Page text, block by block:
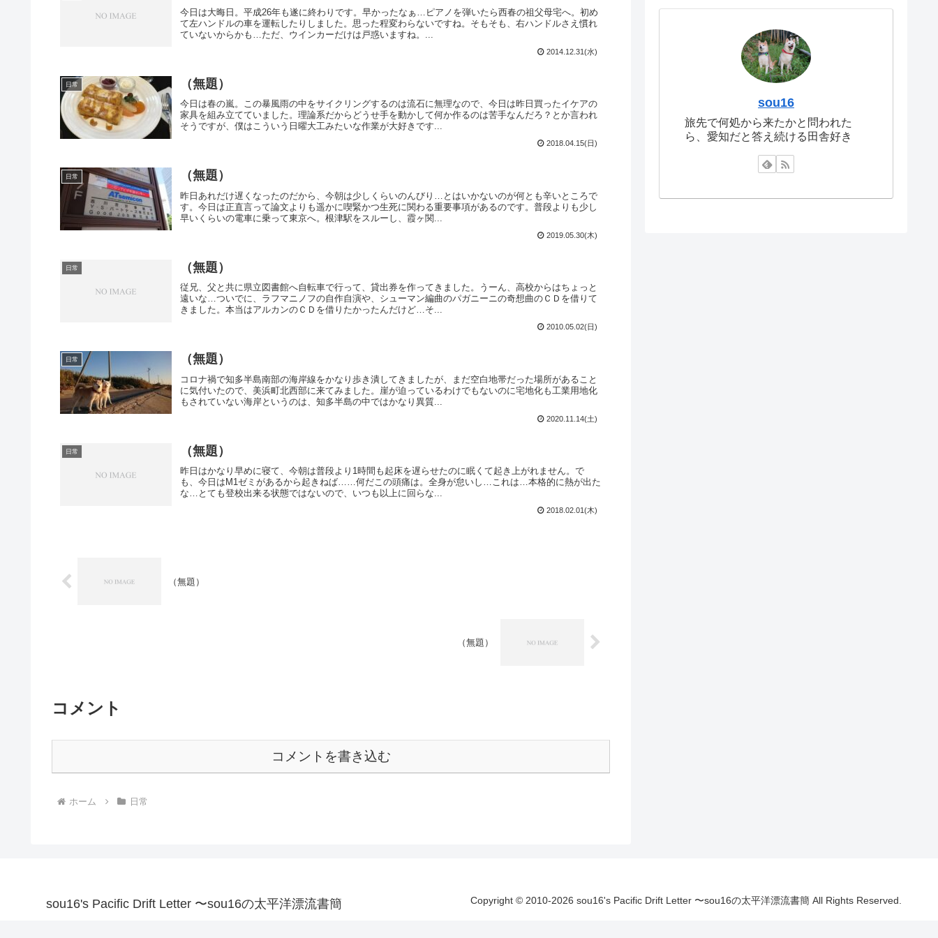
今日は大晦日。平成26年も遂に終わりです。早かったなぁ…ピアノを弾いたら西春の祖父母宅へ。初め
て左ハンドルの車を運転したりしました。思った程変わらないですね。そもそも、右ハンドルさえ慣れ
ていないからかも…ただ、ウインカーだけは戸惑いますね。...
2014.12.31(水)
日常 （無題）
今日は春の嵐。この暴風雨の中をサイクリングするのは流石に無理なので、今日は昨日買ったイケアの
家具を組み立てていました。理論系だからどうせ手を動かして何か作るのは苦手なんだろ？とか言われ
そうですが、僕はこういう日曜大工みたいな作業が大好きです...
2018.04.15(日)
日常 （無題）
昨日あれだけ遅くなったのだから、今朝は少しくらいのんびり…とはいかないのが何とも辛いところで
す。今日は正直言って論文よりも遥かに喫緊かつ生死に関わる重要事項があるのです。普段よりも少し
早いくらいの電車に乗って東京へ。根津駅をスルーし、霞ヶ関...
2019.05.30(木)
日常 （無題）
従兄、父と共に県立図書館へ自転車で行って、貸出券を作ってきました。うーん、高校からはちょっと
遠いな…ついでに、ラフマニノフの自作自演や、シューマン編曲のパガニーニの奇想曲のＣＤを借りて
きました。本当はアルカンのＣＤを借りたかったんだけど…そ...
2010.05.02(日)
日常 （無題）
コロナ禍で知多半島南部の海岸線をかなり歩き潰してきましたが、まだ空白地帯だった場所があること
に気付いたので、美浜町北西部に来てみました。崖が迫っているわけでもないのに宅地化も工業用地化
もされていない海岸というのは、知多半島の中ではかなり異質...
2020.11.14(土)
日常 （無題）
昨日はかなり早めに寝て、今朝は普段より1時間も起床を遅らせたのに眠くて起き上がれません。で
も、今日はM1ゼミがあるから起きねば……何だこの頭痛は。全身が怠いし…これは…本格的に熱が出た
な…とても登校出来る状態ではないので、いつも以上に回らな...
2018.02.01(木)
（無題）
（無題）
コメント
コメントを書き込む
ホーム 日常
sou16
旅先で何処から来たかと問われた
ら、愛知だと答え続ける田舎好き
sou16's Pacific Drift Letter 〜sou16の太平洋漂流書簡 Copyright © 2010-2026 sou16's Pacific Drift Letter 〜sou16の太平洋漂流書簡 All Rights Reserved.